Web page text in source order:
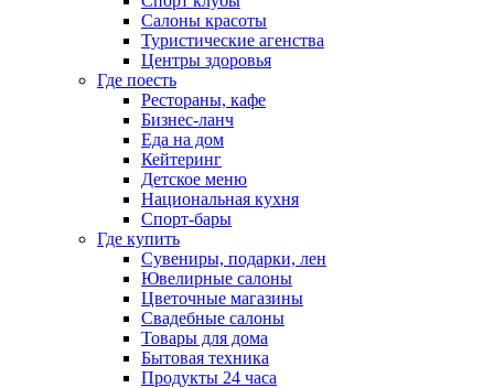
Салоны красоты
Туристические агенства
Центры здоровья
Где поесть
Рестораны, кафе
Бизнес-ланч
Еда на дом
Кейтеринг
Детское меню
Национальная кухня
Спорт-бары
Где купить
Сувениры, подарки, лен
Ювелирные салоны
Цветочные магазины
Свадебные салоны
Товары для дома
Бытовая техника
Продукты 24 часа